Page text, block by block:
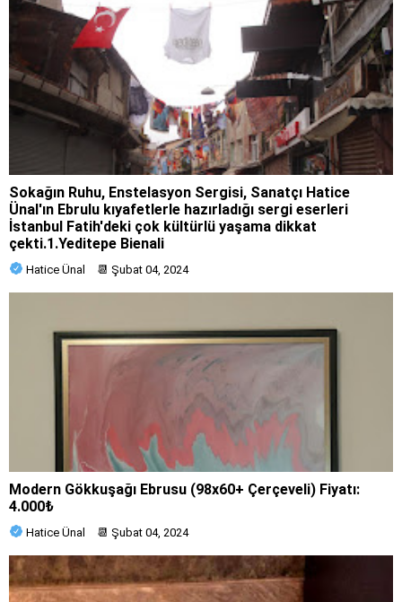
Sokağın Ruhu, Enstelasyon Sergisi, Sanatçı Hatice
Ünal'ın Ebrulu kıyafetlerle hazırladığı sergi eserleri
İstanbul Fatih'deki çok kültürlü yaşama dikkat
çekti.1.Yeditepe Bienali
Hatice Ünal 📆 Şubat 04, 2024
Modern Gökkuşağı Ebrusu (98x60+ Çerçeveli) Fiyatı:
4.000₺
Hatice Ünal 📆 Şubat 04, 2024